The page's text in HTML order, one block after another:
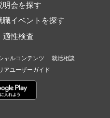
明会を探す
職イベントを探す
適性検査
ャルコンテンツ
就活相談
アユーザーガイド